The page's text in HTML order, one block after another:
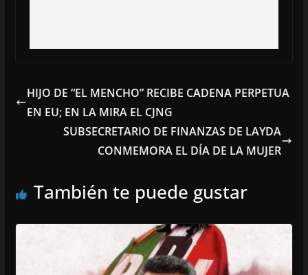
HIJO DE “EL MENCHO” RECIBE CADENA PERPETUA
EN EU; EN LA MIRA EL CJNG
SUBSECRETARIO DE FINANZAS DE LAYDA
CONMEMORA EL DÍA DE LA MUJER
También te puede gustar